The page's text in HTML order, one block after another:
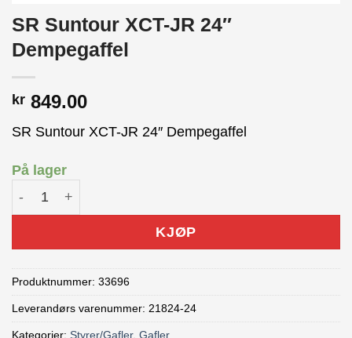
SR Suntour XCT-JR 24″
Dempegaffel
kr 849.00
SR Suntour XCT-JR 24″ Dempegaffel
På lager
SR Suntour XCT-JR 24" Dempegaffel antall
KJØP
Produktnummer: 33696
Leverandørs varenummer: 21824-24
Kategorier: Styrer/Gafler, Gafler